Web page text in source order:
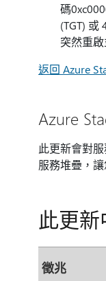
碼
(TGT)
突然重啟
返回 Azure
Azure
此更新會對
服務堆疊，
此更
徵兆